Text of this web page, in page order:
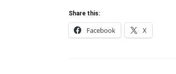
Share this:
Facebook X